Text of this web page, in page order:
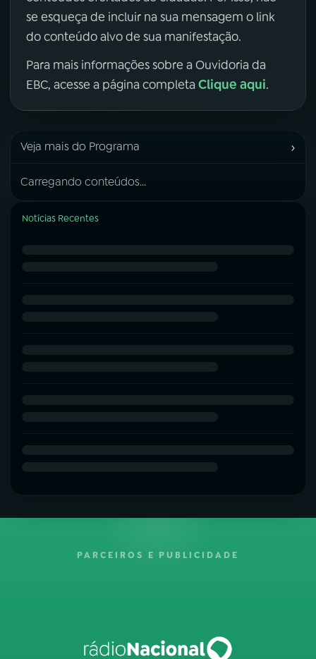
se esqueça de incluir na sua mensagem o link
do conteúdo alvo de sua manifestação.
Para mais informações sobre a Ouvidoria da
EBC, acesse a página completa Clique aqui.
Veja mais do Programa ›
Carregando conteúdos...
Notícias Recentes
PARCEIROS E PUBLICIDADE